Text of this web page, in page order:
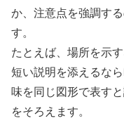
か、注意点を強調す
す。
たとえば、場所を示
短い説明を添えるな
味を同じ図形で表す
をそろえます。